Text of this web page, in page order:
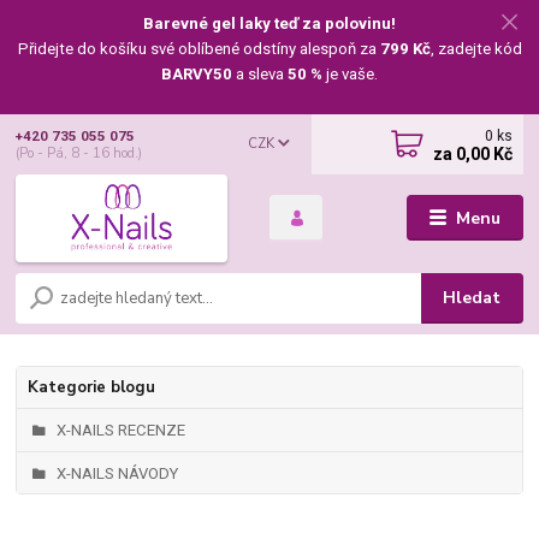
Barevné gel laky teď za polovinu!
Přidejte do košíku své oblíbené odstíny alespoň za 799 Kč, zadejte kód
BARVY50 a sleva 50 % je vaše.
Menu
CZK
Hledat
+420 735 055 075
(Po - Pá, 8 - 16 hod.)
0 ks
za 0,00 Kč
Kategorie blogu
X-NAILS RECENZE
X-NAILS NÁVODY